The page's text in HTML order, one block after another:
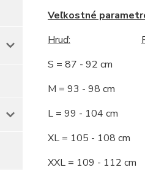
Veľkostné
Hruď:
S = 87 - 92 cm S
M = 93 - 98 cm
L = 99 - 104 cm
XL = 105 - 108
XXL = 109 - 112